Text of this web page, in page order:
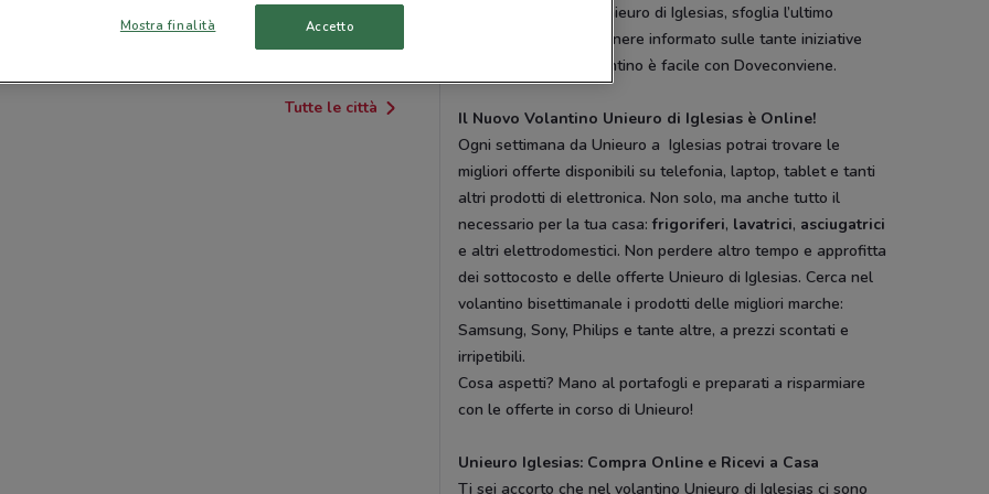
CASTELVETRANO
Tutte le città
attive del catalogo Unieuro di Iglesias, sfoglia l’ultimo
volantino online! Rimanere informato sulle tante iniziative
promozionali del volantino è facile con Doveconviene.
Il Nuovo Volantino Unieuro di Iglesias è Online!
Ogni settimana da Unieuro a Iglesias potrai trovare le
migliori offerte disponibili su telefonia, laptop, tablet e tanti
altri prodotti di elettronica. Non solo, ma anche tutto il
necessario per la tua casa:frigoriferi, lavatrici, asciugatrici
e altri elettrodomestici. Non perdere altro tempo e approfitta
dei sottocosto e delle offerte Unieuro di Iglesias. Cerca nel
volantino bisettimanale i prodotti delle migliori marche:
Samsung, Sony, Philips e tante altre, a prezzi scontati e
irripetibili.
Cosa aspetti? Mano al portafogli e preparati a risparmiare
con le offerte in corso di Unieuro!
Unieuro Iglesias: Compra Online e Ricevi a Casa
Ti sei accorto che nel volantino Unieuro di Iglesias ci sono
Mostra finalità Accetto